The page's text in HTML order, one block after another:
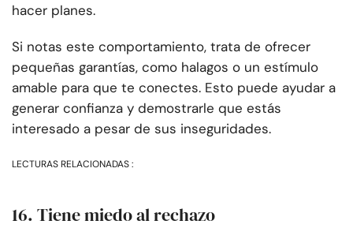
hacer planes.
Si notas este comportamiento, trata de ofrecer
pequeñas garantías, como halagos o un estímulo
amable para que te conectes. Esto puede ayudar a
generar confianza y demostrarle que estás
interesado a pesar de sus inseguridades.
LECTURAS RELACIONADAS :
16. Tiene miedo al rechazo